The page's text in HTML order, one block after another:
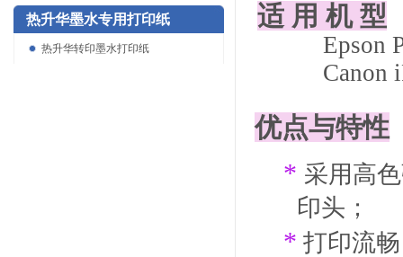
热升华墨水专用打印纸
热升华转印墨水打印纸
适 用 机 型
Epson
Canon
优点与特性
* 采用高
印头；
* 打印流